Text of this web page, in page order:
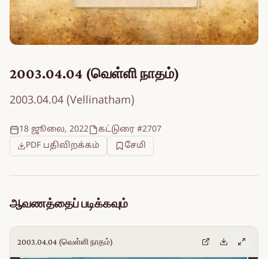
2003.04.04 (வெள்ளி நாதம்)
2003.04.04 (Vellinatham)
18 ஜூலை, 2022
கட்டுரை #2707
PDF பதிவிறக்கம்
சேமி
ஆவணத்தைப் படிக்கவும்
2003.04.04 (வெள்ளி நாதம்)